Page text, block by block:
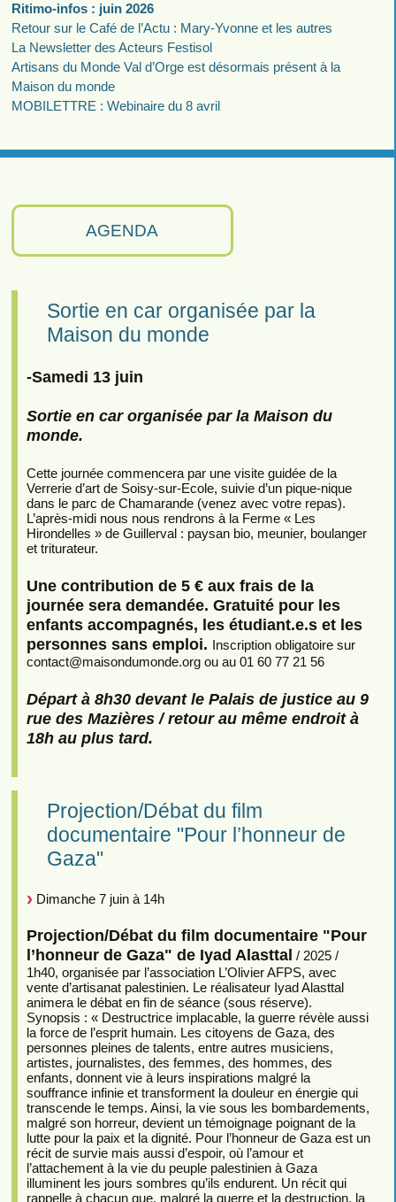
AGENDA
Sortie en car organisée par la
Maison du monde
-Samedi 13 juin
Sortie en car organisée par la Maison du
monde.
Cette journée commencera par une visite guidée de la
Verrerie d’art de Soisy-sur-Ecole, suivie d’un pique-nique
dans le parc de Chamarande (venez avec votre repas).
L’après-midi nous nous rendrons à la Ferme « Les
Hirondelles » de Guillerval : paysan bio, meunier, boulanger
et triturateur.
Une contribution de 5 € aux frais de la
journée sera demandée. Gratuité pour les
enfants accompagnés, les étudiant.e.s et les
personnes sans emploi. Inscription obligatoire sur
contact@maisondumonde.org ou au 01 60 77 21 56
Départ à 8h30 devant le Palais de justice au 9
rue des Mazières / retour au même endroit à
18h au plus tard.
Projection/Débat du film
documentaire "Pour l’honneur de
Gaza"
Dimanche 7 juin à 14h
Projection/Débat du film documentaire "Pour
l’honneur de Gaza" de Iyad Alasttal / 2025 /
1h40, organisée par l’association L’Olivier AFPS, avec
vente d’artisanat palestinien. Le réalisateur Iyad Alasttal
animera le débat en fin de séance (sous réserve).
Synopsis : « Destructrice implacable, la guerre révèle aussi
la force de l’esprit humain. Les citoyens de Gaza, des
personnes pleines de talents, entre autres musiciens,
artistes, journalistes, des femmes, des hommes, des
enfants, donnent vie à leurs inspirations malgré la
souffrance infinie et transforment la douleur en énergie qui
transcende le temps. Ainsi, la vie sous les bombardements,
malgré son horreur, devient un témoignage poignant de la
lutte pour la paix et la dignité. Pour l’honneur de Gaza est un
récit de survie mais aussi d’espoir, où l’amour et
l’attachement à la vie du peuple palestinien à Gaza
illuminent les jours sombres qu’ils endurent. Un récit qui
rappelle à chacun que, malgré la guerre et la destruction, la
Ritimo-infos : juin 2026
Retour sur le Café de l’Actu : Mary-Yvonne et les autres
La Newsletter des Acteurs Festisol
Artisans du Monde Val d’Orge est désormais présent à la
Maison du monde
MOBILETTRE : Webinaire du 8 avril